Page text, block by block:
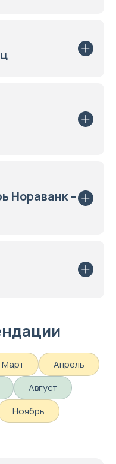
Нораванк –
Март
Апрель
Август
Ноябрь